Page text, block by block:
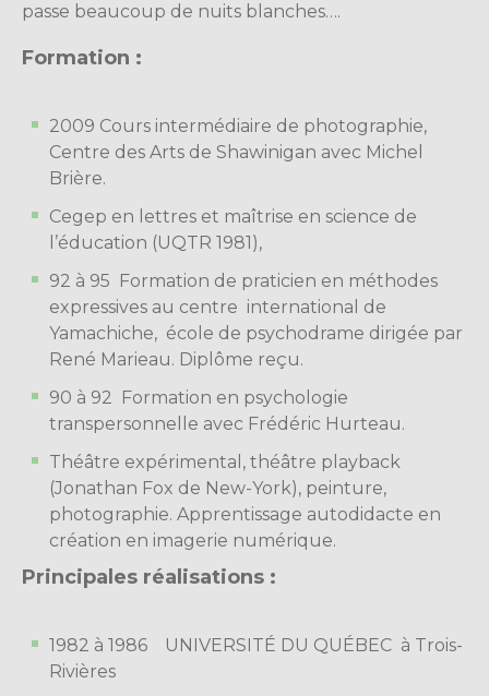
passe beaucoup de nuits blanches….
Formation :
2009 Cours intermédiaire de photographie,
Centre des Arts de Shawinigan avec Michel
Brière.
Cegep en lettres et maîtrise en science de
l’éducation (UQTR 1981),
92 à 95 Formation de praticien en méthodes
expressives au centre international de
Yamachiche, école de psychodrame dirigée par
René Marieau. Diplôme reçu.
90 à 92 Formation en psychologie
transpersonnelle avec Frédéric Hurteau.
Théâtre expérimental, théâtre playback
(Jonathan Fox de New-York), peinture,
photographie. Apprentissage autodidacte en
création en imagerie numérique.
Principales réalisations :
1982 à 1986 UNIVERSITÉ DU QUÉBEC à Trois-
Rivières